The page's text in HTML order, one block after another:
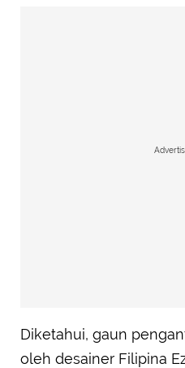
Diketahui, gaun
oleh desainer Filipina